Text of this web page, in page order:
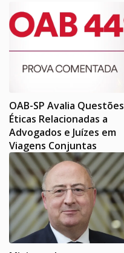
OAB-SP Avalia Questões
Éticas Relacionadas a
Advogados e Juízes em
Viagens Conjuntas